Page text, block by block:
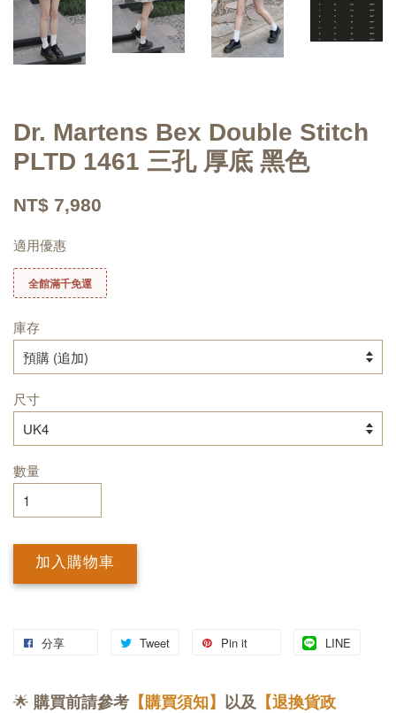
Dr. Martens Bex Double Stitch
PLTD 1461 三孔 厚底 黑色
NT$ 7,980
適用優惠
全館滿千免運
庫存
尺寸
數量
加入購物車
分享 Tweet Pin it LINE
🌟 購買前請參考 【購買須知】 以及 【退換貨政